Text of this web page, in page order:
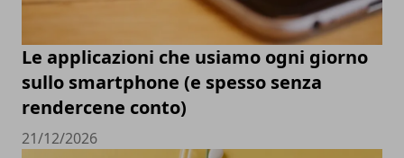
Le applicazioni che usiamo ogni giorno
sullo smartphone (e spesso senza
rendercene conto)
21/12/2026